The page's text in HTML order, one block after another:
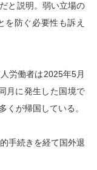
と説明。弱い立場の
を防ぐ必要性も訴え
労働者は2025年5月
月に発生した国境で
くが帰国している。
手続きを経て国外退